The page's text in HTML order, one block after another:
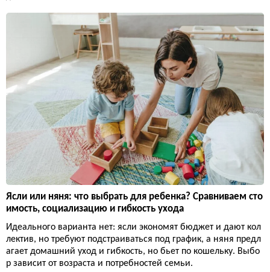
Ясли или няня: что выбрать для ребенка? Сравниваем сто
имость, социализацию и гибкость ухода
Идеального варианта нет: ясли экономят бюджет и дают кол
лектив, но требуют подстраиваться под график, а няня предл
агает домашний уход и гибкость, но бьет по кошельку. Выбо
р зависит от возраста и потребностей семьи.